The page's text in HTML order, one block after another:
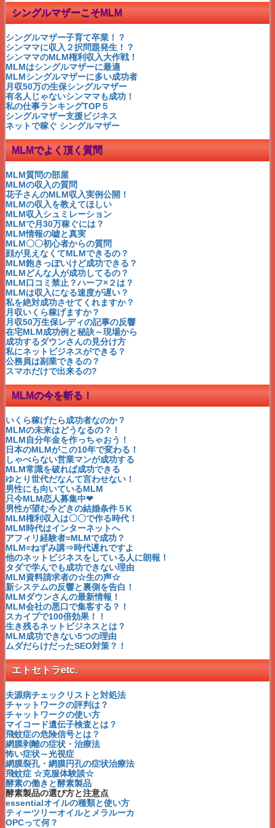
MLM×５人のメンバーを獲得
MLMは甘い言葉はNG
MLMは継続して成功する
MLMのトレーニング期間
MLMに必要な時間
失敗しないMLMの会社選び
MLMはセールスではない
MLMの目標設定のコツ
MLMの失敗がトラウマになる？
MLMは口コミからネット集客へ
MLMはインターネットで成功
MLMの詐欺に注意
MLMの収入の質問
MLMの成功は運？
MLMはシングルマザーに最適
MLMで人生大逆転！
MLMとねずみ講の違いとは
ネットワークビジネスの収入
ネットワークビジネスとは
公務員は副業できるの？
お金持ちになりたければ
シングルマザー安室奈美恵
シングルマザー紗栄子
シングルマザー酒井法子
神田昌典
2015年 ネットワークビジネスランキング
マナテックとアンブロトース
回帰水のグリーンプラネット
すいか石鹸のニナファーム
トータス『さしすせっと』
三和の還元粋で水素水が
急成長したスターライズ
ジャパンローヤルゼリー蜂蜜
日健総本社 約40年の歴史
ネイチャーケアジャパン
イオン化粧品ミスユニバース
アイスターのバラエティ製品
プロティオスは女性社長
M3短期間でランキング！
元気になれる言葉を贈ります
バイオクイーンのYOSA最高
MLMエルセラーン「セレブ・サエコ」
MLMアミンのコンテストを待つわ♪
MLMシナリー美と知のセミナー
MLMベルセレージュ「人と自然と技術の調和」
MLMシャンデールこだわりの高級下着
MLMシーエムシー「生源パワー」
MLMライフバンテージ日本上陸！
MLMドテラのアロマは食べられる？
MLMドテラのessentialオイル
中国MLM TIENS JAPAN
バイオクイーンYOSAの効果
ユニヴェール
クレス薬品
マイフレンド
シェラバトーン
ハッピーライン
日本ベスト
アストーラ
シルクィーン
ナチュミン・ジャパン
エッチアールディ
ペレグレイス
フォーライフリサーチジャパン
ローズライン
ビオライズ
ARIIX
イオスコーポレーション
ハッピーファミリー
エヌエーシー
GNLDインターナショナル
エムブラン
ハッピーファミリー
国際友好交易
マナテック
ビアビエンテ
エコプライム
レインボー
ジャパンウィル・サーチ
神田昌典さんってどんな人？
スカイプって何？
健康寿命
権利収入
シングルマザーこそMLM
シングルマザー子育て卒業！？
シンママに収入２択問題発生！？
シンママのMLM権利収入大作戦！
MLMはシングルマザーに最適
MLMシングルマザーに多い成功者
月収50万の生保シングルマザー
有名人じゃないシンママも成功！
私の仕事ランキングTOP５
シングルマザー支援ビジネス
ネットで稼ぐ シングルマザー
MLMでよく頂く質問
MLM質問の部屋
MLMの収入の質問
花子さんのMLM収入実例公開！
MLMの収入を教えてほしい
MLM収入シュミレーション
MLMで月30万稼ぐには？
MLM情報の嘘と真実
MLM〇〇初心者からの質問
顔が見えなくてMLMできるの？
MLM飽きっぽいけど成功できる？
MLMどんな人が成功してるの？
MLM口コミ禁止？ハーフ×２は？
MLMは収入になる速度が遅い？
私を絶対成功させてくれますか？
月収いくら稼げますか？
月収50万生保レディの記事の反響
在宅MLM成功例と秘訣～現場から
成功するダウンさんの見分け方
私にネットビジネスができる？
公務員は副業できるの？
スマホだけで出来るの?
MLMの今を斬る！
いくら稼げたら成功者なのか？
MLMの未来はどうなるの？！
MLM自分年金を作っちゃおう！
日本のMLMがこの10年で変わる！
しゃべらない営業マンが成功する
MLM常識を破れば成功できる
ゆとり世代だなんて言わせない！
男性にも向いているMLM
只今MLM恋人募集中❤
男性が望む今どきの結婚条件５K
MLM権利収入は〇〇で作る時代！
MLM時代はインターネットへ
アフィリ経験者=MLMで成功？
MLM=ねずみ講⇒時代遅れですよ
他のネットビジネスをしている人に朗報！
タダで学んでも成功できない理由
MLM資料請求者の☆生の声☆
新システムの反響と裏側を告白！
MLMダウンさんの最新情報！
MLM会社の悪口で集客する？！
スカイプで100倍効果！！
生き残るネットビジネスとは？
MLM成功できない5つの理由
ムダだらけだったSEO対策？！
エトセトラetc.
夫源病チェックリストと対処法
チャットワークの評判は？
チャットワークの使い方
マイコード遺伝子検査とは？
飛蚊症の危険信号とは？
網膜剥離の症状・治療法
怖い症状～光視症
網膜裂孔・網膜円孔の症状治療法
飛蚊症 ☆克服体験談☆
酵素の働きと酵素製品
酵素製品の選び方と注意点
essentialオイルの種類と使い方
ティーツリーオイルとメラルーカ
OPCって何？